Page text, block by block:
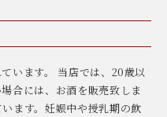
います。 当店では、20歳以
合には、お酒を販売致しま
ます。妊娠中や授乳期の飲